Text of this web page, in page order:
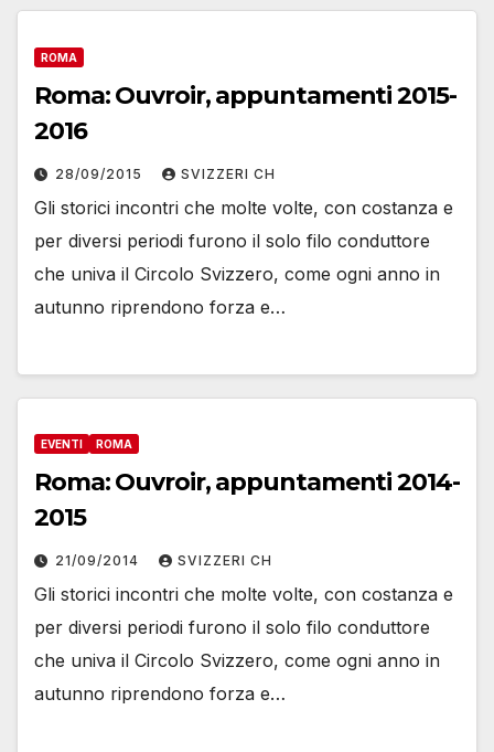
ROMA
Roma: Ouvroir, appuntamenti 2015-
2016
28/09/2015 SVIZZERI CH
Gli storici incontri che molte volte, con costanza e
per diversi periodi furono il solo filo conduttore
che univa il Circolo Svizzero, come ogni anno in
autunno riprendono forza e…
EVENTI ROMA
Roma: Ouvroir, appuntamenti 2014-
2015
21/09/2014 SVIZZERI CH
Gli storici incontri che molte volte, con costanza e
per diversi periodi furono il solo filo conduttore
che univa il Circolo Svizzero, come ogni anno in
autunno riprendono forza e…